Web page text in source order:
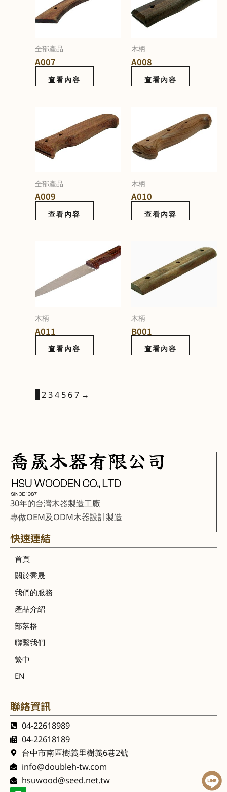
全部產品
A007
查看內容
木柄
A008
查看內容
全部產品
A009
查看內容
木柄
A010
查看內容
木柄
A011
查看內容
木柄
B001
查看內容
234 5 67 →
30年的台灣木器製造工廠
專做OEM及ODM木器設計製造
快速連結
首頁
關於喬晟
我們的服務
產品介紹
部落格
聯繫我們
繁中
EN
聯絡資訊
04-22618989
04-22618189
台中市南區樹義里樹義6巷2號
info@doubleh-tw.com
hsuwood@seed.net.tw